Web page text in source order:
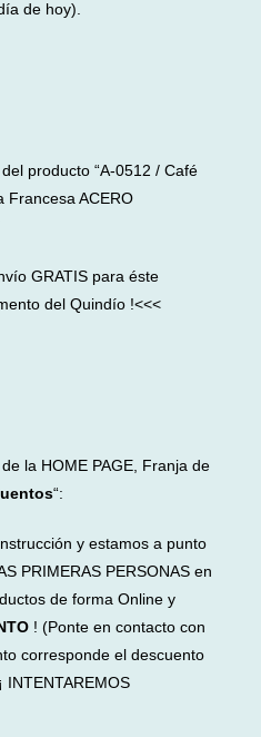
de hoy).
producto “A-0512 / Café
Francesa ACERO
GRATIS para éste
del Quindío !<<<
la HOME PAGE, Franja de
“:
y estamos a punto
PRIMERAS PERSONAS en
de forma Online y
! (Ponte en contacto con
corresponde el descuento